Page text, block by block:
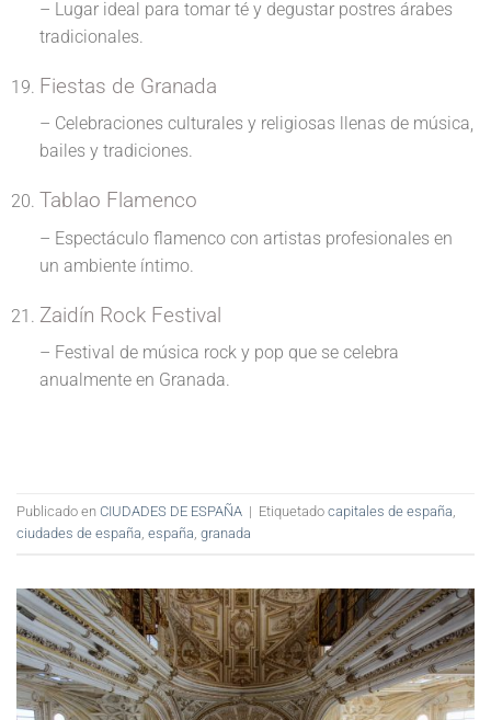
– Lugar ideal para tomar té y degustar postres árabes
tradicionales.
Fiestas de Granada
– Celebraciones culturales y religiosas llenas de música,
bailes y tradiciones.
Tablao Flamenco
– Espectáculo flamenco con artistas profesionales en
un ambiente íntimo.
Zaidín Rock Festival
– Festival de música rock y pop que se celebra
anualmente en Granada.
Publicado en CIUDADES DE ESPAÑA | Etiquetado capitales de españa,
ciudades de españa, españa, granada